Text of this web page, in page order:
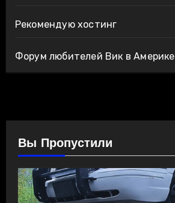
Рекомендую хостинг
Форум любителей Вик в Америке
Вы Пропустили